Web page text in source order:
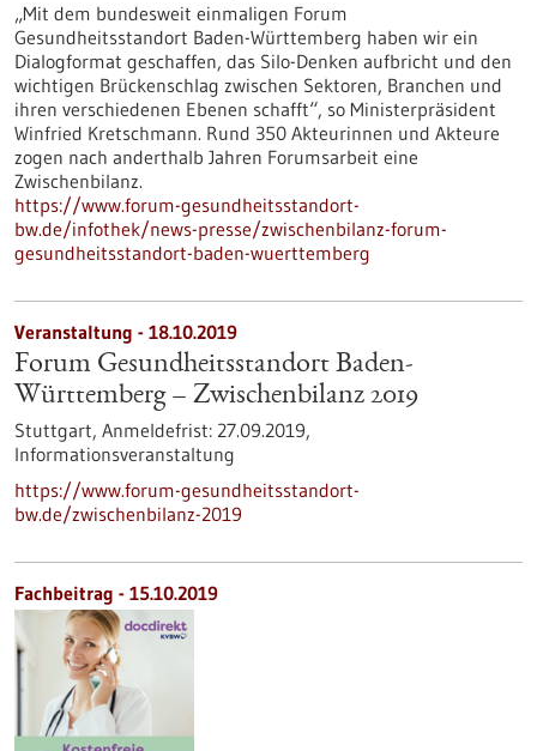
„Mit dem bundesweit einmaligen Forum
Gesundheitsstandort Baden-Württemberg haben wir ein
Dialogformat geschaffen, das Silo-Denken aufbricht und den
wichtigen Brückenschlag zwischen Sektoren, Branchen und
ihren verschiedenen Ebenen schafft“, so Ministerpräsident
Winfried Kretschmann. Rund 350 Akteurinnen und Akteure
zogen nach anderthalb Jahren Forumsarbeit eine
Zwischenbilanz.
https://www.forum-gesundheitsstandort-
bw.de/infothek/news-presse/zwischenbilanz-forum-
gesundheitsstandort-baden-wuerttemberg
Veranstaltung - 18.10.2019
Forum Gesundheitsstandort Baden-
Württemberg – Zwischenbilanz 2019
Stuttgart, Anmeldefrist: 27.09.2019,
Informationsveranstaltung
https://www.forum-gesundheitsstandort-
bw.de/zwischenbilanz-2019
Fachbeitrag - 15.10.2019